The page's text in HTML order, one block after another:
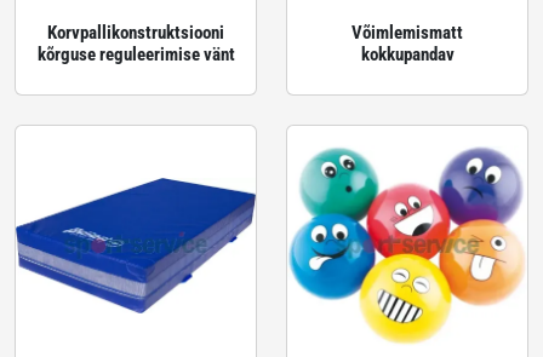
Korvpallikonstruktsiooni
kõrguse reguleerimise vänt
Võimlemismatt
kokkupandav